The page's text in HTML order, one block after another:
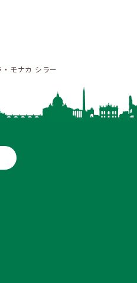
・モナカ シラー